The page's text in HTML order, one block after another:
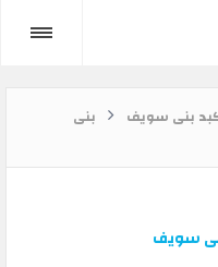
بنى سويف
بنى
سويف